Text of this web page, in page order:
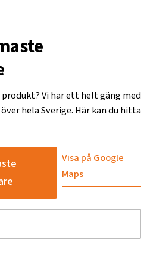
produkt? Vi har ett helt gäng med
hela Sverige. Här kan du hitta
Visa på Google
Maps